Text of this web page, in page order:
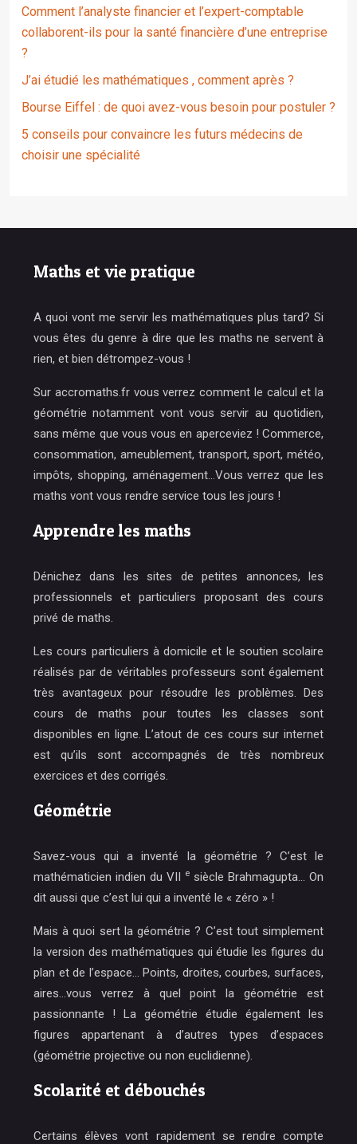
Comment l’analyste financier et l’expert-comptable
collaborent-ils pour la santé financière d’une entreprise
?
J’ai étudié les mathématiques , comment après ?
Bourse Eiffel : de quoi avez-vous besoin pour postuler ?
5 conseils pour convaincre les futurs médecins de
choisir une spécialité
Maths et vie pratique
A quoi vont me servir les mathématiques plus tard? Si
vous êtes du genre à dire que les maths ne servent à
rien, et bien détrompez-vous !
Sur accromaths.fr vous verrez comment le calcul et la
géométrie notamment vont vous servir au quotidien,
sans même que vous vous en aperceviez ! Commerce,
consommation, ameublement, transport, sport, météo,
impôts, shopping, aménagement…Vous verrez que les
maths vont vous rendre service tous les jours !
Apprendre les maths
Dénichez dans les sites de petites annonces, les
professionnels et particuliers proposant des cours
privé de maths.
Les cours particuliers à domicile et le soutien scolaire
réalisés par de véritables professeurs sont également
très avantageux pour résoudre les problèmes. Des
cours de maths pour toutes les classes sont
disponibles en ligne. L’atout de ces cours sur internet
est qu’ils sont accompagnés de très nombreux
exercices et des corrigés.
Géométrie
Savez-vous qui a inventé la géométrie ? C’est le
mathématicien indien du VII e siècle Brahmagupta… On
dit aussi que c’est lui qui a inventé le « zéro » !
Mais à quoi sert la géométrie ? C’est tout simplement
la version des mathématiques qui étudie les figures du
plan et de l’espace… Points, droites, courbes, surfaces,
aires…vous verrez à quel point la géométrie est
passionnante ! La géométrie étudie également les
figures appartenant à d’autres types d’espaces
(géométrie projective ou non euclidienne).
Scolarité et débouchés
Certains élèves vont rapidement se rendre compte